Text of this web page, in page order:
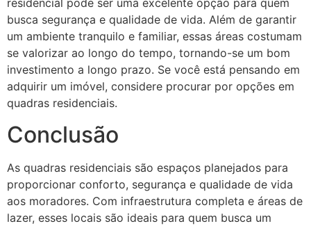
residencial pode ser uma excelente opção para quem
busca segurança e qualidade de vida. Além de garantir
um ambiente tranquilo e familiar, essas áreas costumam
se valorizar ao longo do tempo, tornando-se um bom
investimento a longo prazo. Se você está pensando em
adquirir um imóvel, considere procurar por opções em
quadras residenciais.
Conclusão
As quadras residenciais são espaços planejados para
proporcionar conforto, segurança e qualidade de vida
aos moradores. Com infraestrutura completa e áreas de
lazer, esses locais são ideais para quem busca um